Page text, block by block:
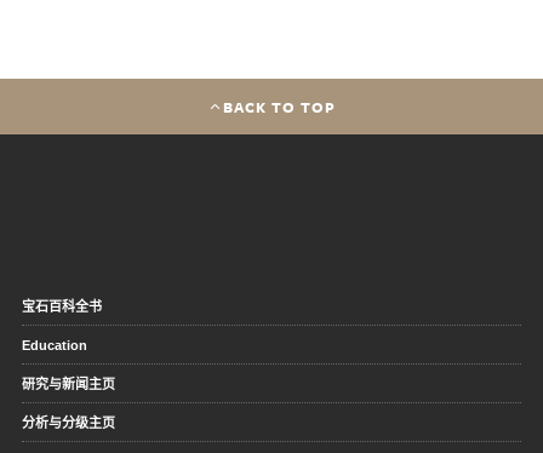
BACK TO TOP
宝石百科全书
Education
研究与新闻主页
分析与分级主页